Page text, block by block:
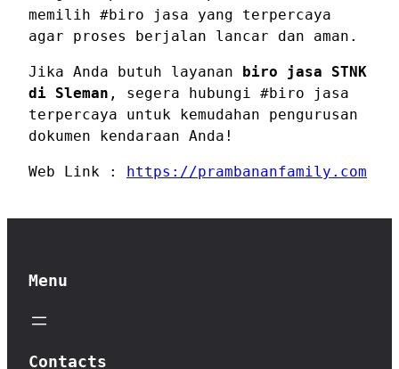
memilih #biro jasa yang terpercaya
agar proses berjalan lancar dan aman.
Jika Anda butuh layanan
biro jasa STNK
di Sleman , segera hubungi #biro jasa
terpercaya untuk kemudahan pengurusan
dokumen kendaraan Anda!
Web Link : https://prambananfamily.com
Menu
Contacts